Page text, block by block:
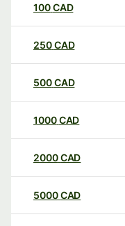
100CAD
250CAD
500CAD
1000CAD
2000CAD
5000CAD